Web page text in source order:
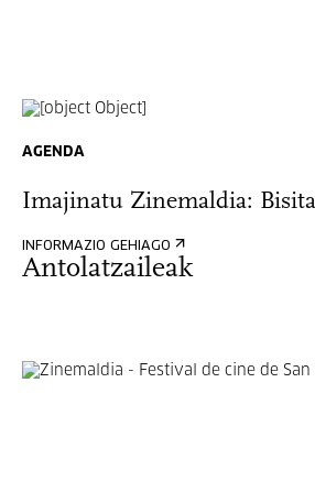
AGENDA
Imajinatu Zinemaldia:
INFORMAZIO GEHIAGO
Antolatzaileak